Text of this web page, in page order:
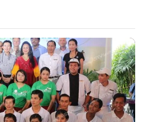
มือง ปี 2553 ว่ายังไม่ได้เข้าที่
เอง โดยได้สั่งให้นายวิษณุ เครือ
ะกรรมการมาดูในเรื่องนี้ เพราะ
มีคดีอยู่ บางคดีจบแล้ว บางคดียัง
ดีจบแล้ว คนที่คดียังไม่จบก็เดือด
หมายคือกฎหมายจะผิดมาก ผิด
ด้ตัดสินก็ยังไม่ได้ข้อยุติ ก็พยายาม